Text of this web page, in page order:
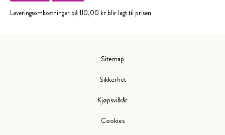
Leveringsomkostninger på 110,00 kr blir lagt til prisen
Sitemap
Sikkerhet
Kjøpsvilkår
Cookies